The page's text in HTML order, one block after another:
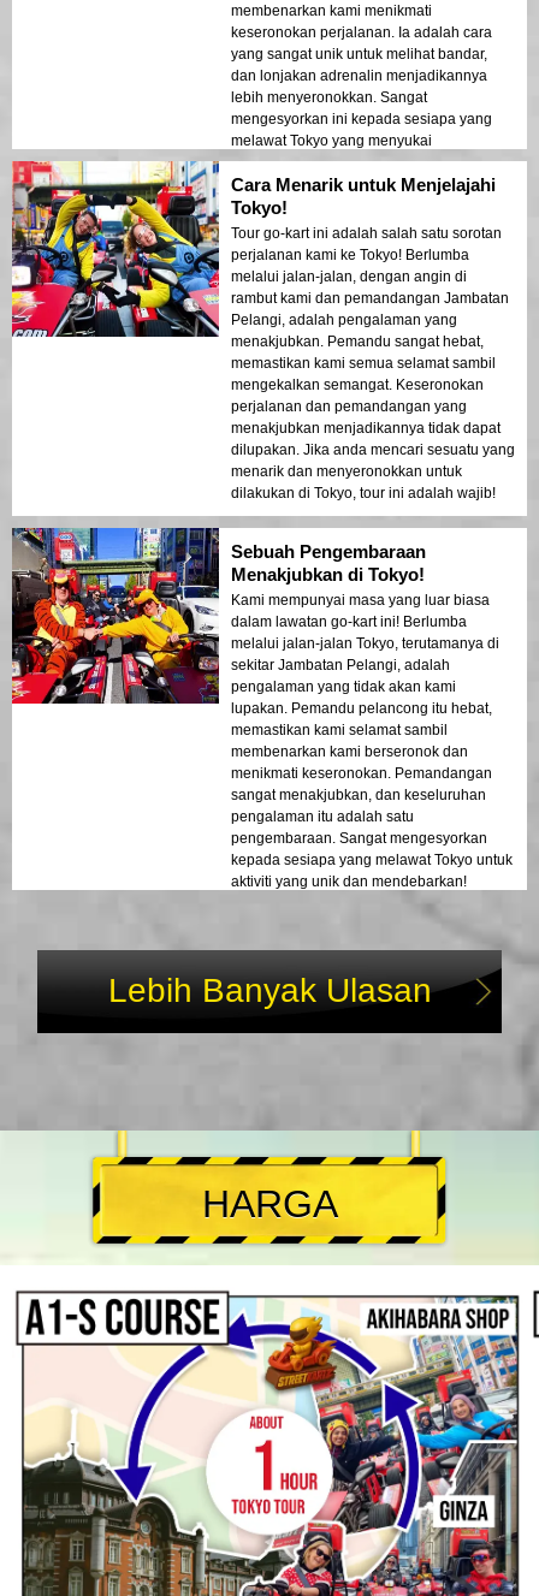
membenarkan kami menikmati
keseronokan perjalanan. Ia adalah cara
yang sangat unik untuk melihat bandar,
dan lonjakan adrenalin menjadikannya
lebih menyeronokkan. Sangat
mengesyorkan ini kepada sesiapa yang
melawat Tokyo yang menyukai
pengembaraan!
Cara Menarik untuk Menjelajahi
Tokyo!
Tour go-kart ini adalah salah satu sorotan
perjalanan kami ke Tokyo! Berlumba
melalui jalan-jalan, dengan angin di
rambut kami dan pemandangan Jambatan
Pelangi, adalah pengalaman yang
menakjubkan. Pemandu sangat hebat,
memastikan kami semua selamat sambil
mengekalkan semangat. Keseronokan
perjalanan dan pemandangan yang
menakjubkan menjadikannya tidak dapat
dilupakan. Jika anda mencari sesuatu yang
menarik dan menyeronokkan untuk
dilakukan di Tokyo, tour ini adalah wajib!
Sebuah Pengembaraan
Menakjubkan di Tokyo!
Kami mempunyai masa yang luar biasa
dalam lawatan go-kart ini! Berlumba
melalui jalan-jalan Tokyo, terutamanya di
sekitar Jambatan Pelangi, adalah
pengalaman yang tidak akan kami
lupakan. Pemandu pelancong itu hebat,
memastikan kami selamat sambil
membenarkan kami berseronok dan
menikmati keseronokan. Pemandangan
sangat menakjubkan, dan keseluruhan
pengalaman itu adalah satu
pengembaraan. Sangat mengesyorkan
kepada sesiapa yang melawat Tokyo untuk
aktiviti yang unik dan mendebarkan!
Lebih Banyak Ulasan
HARGA